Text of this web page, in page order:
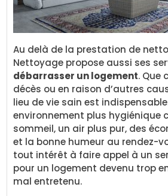
Au delà de la prestation de
Nettoyage propose aussi ses
débarrasser un logement. Que
décès ou en raison d’autres
lieu de vie sain est
environnement plus hygiénique
sommeil, un air plus pur, des
et la bonne humeur au rendez-
tout intérêt à faire appel à un
pour un logement devenu trop
mal entretenu.